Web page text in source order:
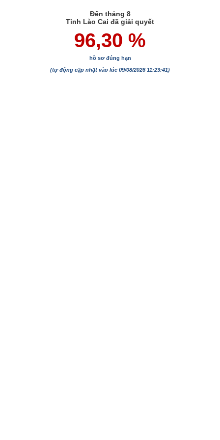
Đến tháng 8
Tỉnh Lào Cai đã giải quyết
96,30 %
hồ sơ đúng hạn
(tự động cập nhật vào lúc 09/08/2026 11:23:41)